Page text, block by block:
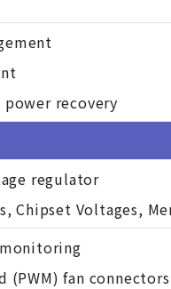
power recovery
regulator
Chipset Voltages,
(PWM) fan connectors